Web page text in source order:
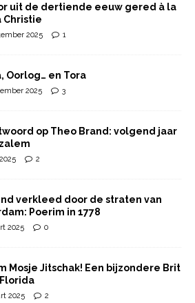
uit de dertiende eeuw gered à la
Christie
2025 1
Oorlog… en Tora
2025 3
op Theo Brand: volgend jaar
2
verkleed door de straten van
Poerim in 1778
2025 0
Mosje Jitschak! Een bijzondere Brit
2025 2